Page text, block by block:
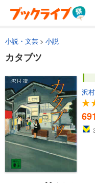
小説・文芸 小説
カタブツ
沢
691